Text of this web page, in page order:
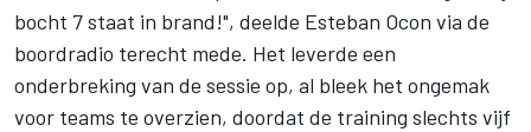
bocht 7 staat in brand!", deelde Esteban Ocon via de
boordradio terecht mede. Het leverde een
onderbreking van de sessie op, al bleek het ongemak
voor teams te overzien, doordat de training slechts vijf